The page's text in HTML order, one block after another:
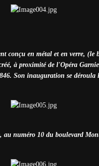
conçu en métal et en verre, (le
à proximité de l'Opéra
Son inauguration se déroula
au numéro 10 du boulevard